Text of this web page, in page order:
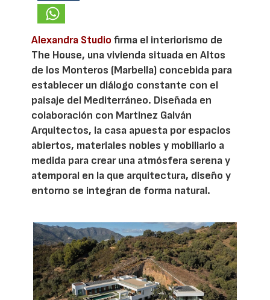
Alexandra Studio firma el interiorismo de
The House, una vivienda situada en Altos
de los Monteros (Marbella) concebida para
establecer un diálogo constante con el
paisaje del Mediterráneo. Diseñada en
colaboración con Martinez Galván
Arquitectos, la casa apuesta por espacios
abiertos, materiales nobles y mobiliario a
medida para crear una atmósfera serena y
atemporal en la que arquitectura, diseño y
entorno se integran de forma natural.